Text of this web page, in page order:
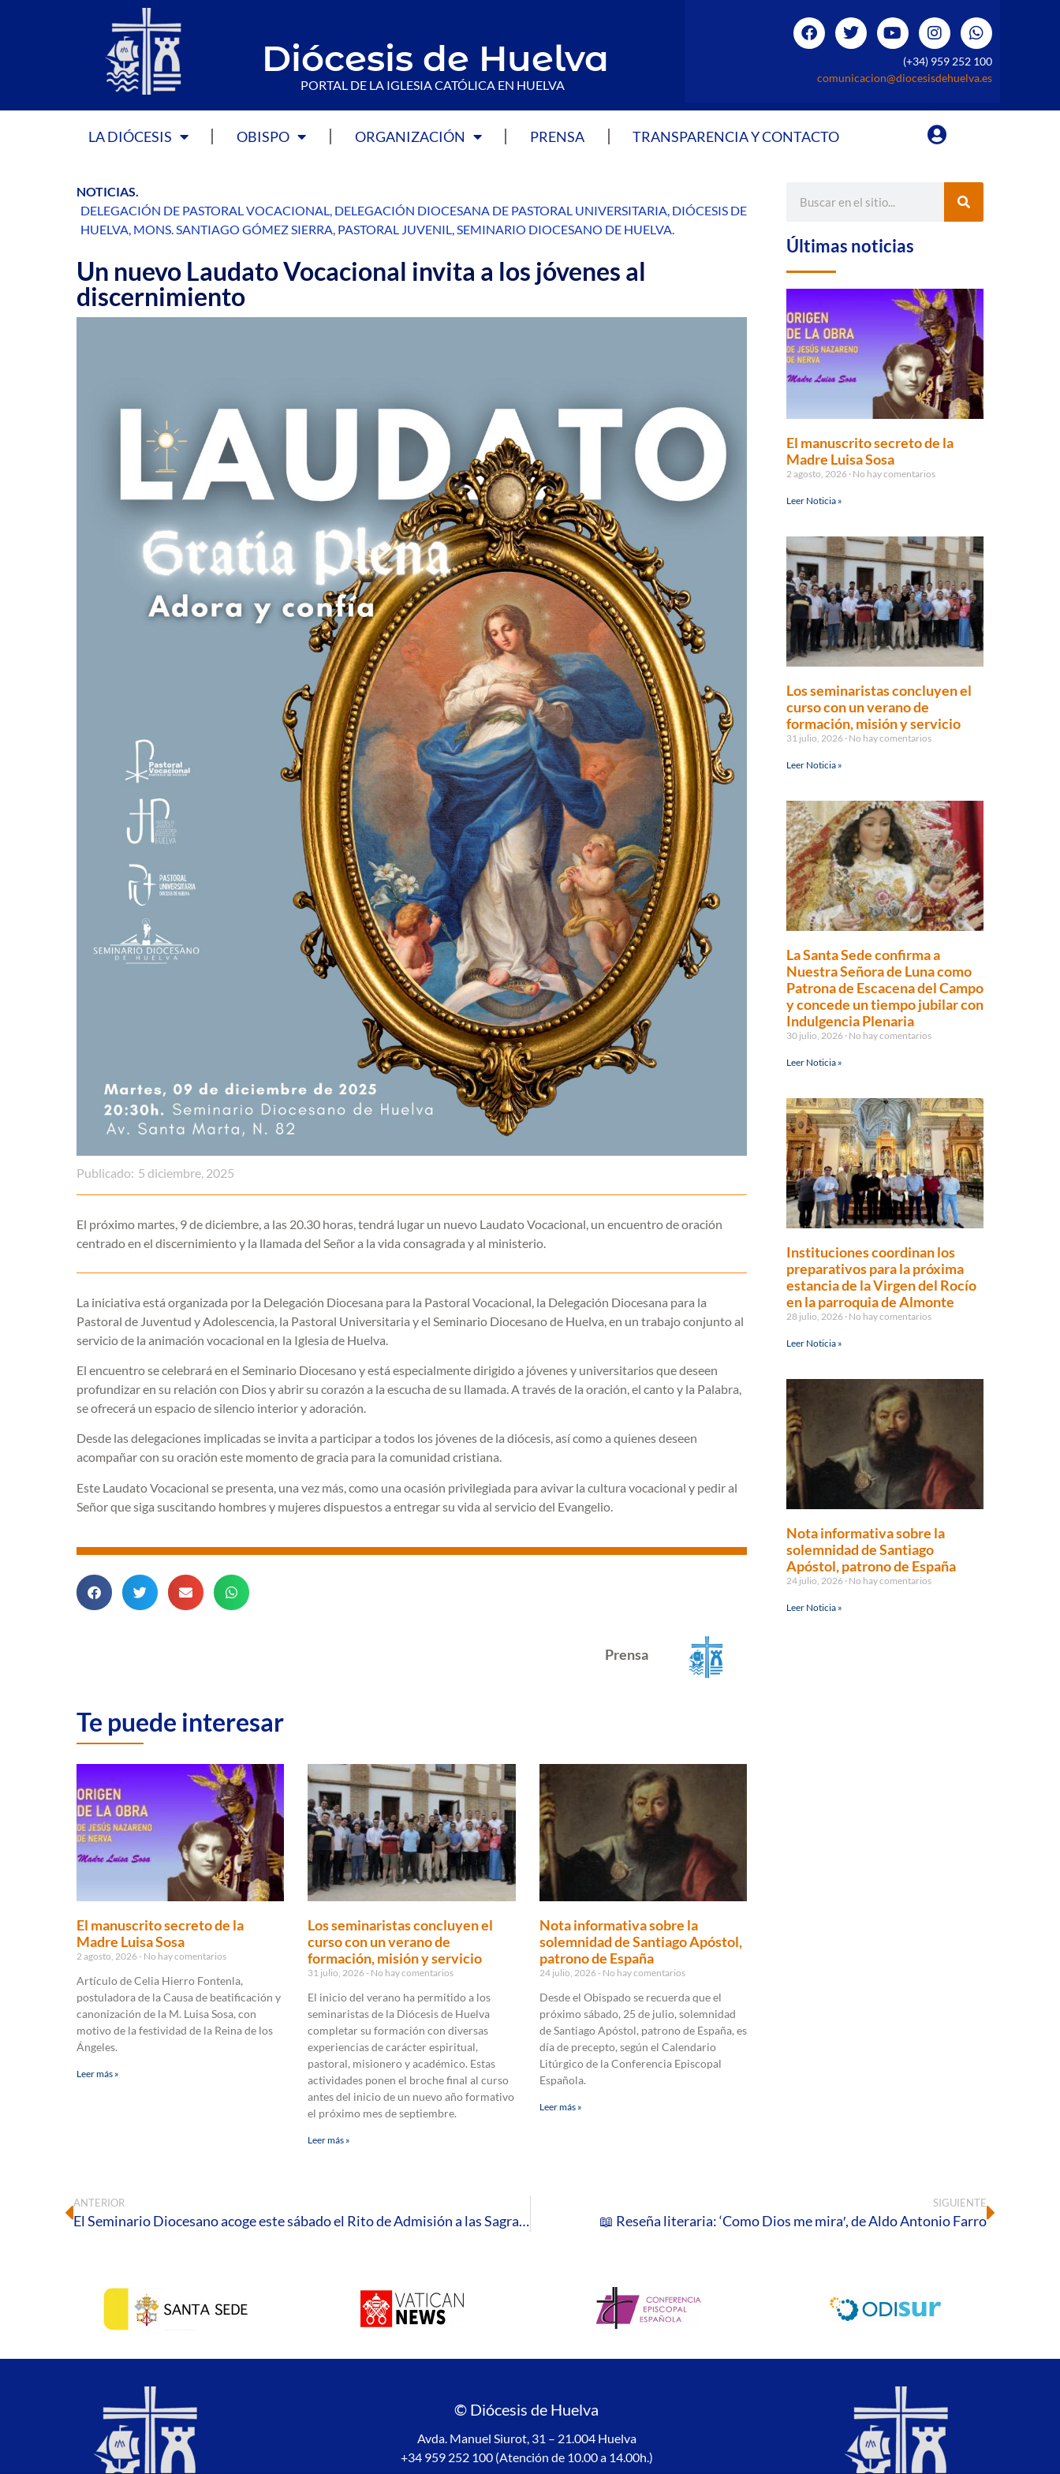
Diócesis de Huelva
PORTAL DE LA IGLESIA CATÓLICA EN HUELVA
(+34) 959 252 100
comunicacion@diocesisdehuelva.es
LA DIÓCESIS OBISPO ORGANIZACIÓN PRENSA TRANSPARENCIA Y CONTACTO
NOTICIAS.
DELEGACIÓN DE PASTORAL VOCACIONAL, DELEGACIÓN DIOCESANA DE PASTORAL UNIVERSITARIA, DIÓCESIS DE
HUELVA, MONS. SANTIAGO GÓMEZ SIERRA, PASTORAL JUVENIL,SEMINARIO DIOCESANO DE HUELVA.
Un nuevo Laudato Vocacional invita a los jóvenes al
discernimiento
Publicado: 5 diciembre, 2025
El próximo martes, 9 de diciembre, a las 20.30 horas, tendrá lugar un nuevo Laudato Vocacional, un encuentro de oración
centrado en el discernimiento y la llamada del Señor a la vida consagrada y al ministerio.
La iniciativa está organizada por la Delegación Diocesana para la Pastoral Vocacional, la Delegación Diocesana para la
Pastoral de Juventud y Adolescencia, la Pastoral Universitaria y el Seminario Diocesano de Huelva, en un trabajo conjunto al
servicio de la animación vocacional en la Iglesia de Huelva.
El encuentro se celebrará en el Seminario Diocesano y está especialmente dirigido a jóvenes y universitarios que deseen
profundizar en su relación con Dios y abrir su corazón a la escucha de su llamada. A través de la oración, el canto y la Palabra,
se ofrecerá un espacio de silencio interior y adoración.
Desde las delegaciones implicadas se invita a participar a todos los jóvenes de la diócesis, así como a quienes deseen
acompañar con su oración este momento de gracia para la comunidad cristiana.
Este Laudato Vocacional se presenta, una vez más, como una ocasión privilegiada para avivar la cultura vocacional y pedir al
Señor que siga suscitando hombres y mujeres dispuestos a entregar su vida al servicio del Evangelio.
Prensa
Te puede interesar
El manuscrito secreto de la
Madre Luisa Sosa
2 agosto, 2026 No hay comentarios
Artículo de Celia Hierro Fontenla,
postuladora de la Causa de beatificación y
canonización de la M. Luisa Sosa, con
motivo de la festividad de la Reina de los
Ángeles.
Leer más »
Los seminaristas concluyen el
curso con un verano de
formación, misión y servicio
31 julio, 2026 No hay comentarios
El inicio del verano ha permitido a los
seminaristas de la Diócesis de Huelva
completar su formación con diversas
experiencias de carácter espiritual,
pastoral, misionero y académico. Estas
actividades ponen el broche final al curso
antes del inicio de un nuevo año formativo
el próximo mes de septiembre.
Leer más »
Nota informativa sobre la
solemnidad de Santiago Apóstol,
patrono de España
24 julio, 2026 No hay comentarios
Desde el Obispado se recuerda que el
próximo sábado, 25 de julio, solemnidad
de Santiago Apóstol, patrono de España, es
día de precepto, según el Calendario
Litúrgico de la Conferencia Episcopal
Española.
Leer más »
Últimas noticias
El manuscrito secreto de la
Madre Luisa Sosa
2 agosto, 2026 No hay comentarios
Leer Noticia »
Los seminaristas concluyen el
curso con un verano de
formación, misión y servicio
31 julio, 2026 No hay comentarios
Leer Noticia »
La Santa Sede confirma a
Nuestra Señora de Luna como
Patrona de Escacena del Campo
y concede un tiempo jubilar con
Indulgencia Plenaria
30 julio, 2026 No hay comentarios
Leer Noticia »
Instituciones coordinan los
preparativos para la próxima
estancia de la Virgen del Rocío
en la parroquia de Almonte
28 julio, 2026 No hay comentarios
Leer Noticia »
Nota informativa sobre la
solemnidad de Santiago
Apóstol, patrono de España
24 julio, 2026 No hay comentarios
Leer Noticia »
ANTERIOR
El Seminario Diocesano acoge este sábado el Rito de Admisión a las Sagradas Órdenes
SIGUIENTE
📖 Reseña literaria: ‘Como Dios me mira′, de Aldo Antonio Farro
© Diócesis de Huelva
Avda. Manuel Siurot, 31 – 21.004 Huelva
+34 959 252 100 (Atención de 10.00 a 14.00h.)